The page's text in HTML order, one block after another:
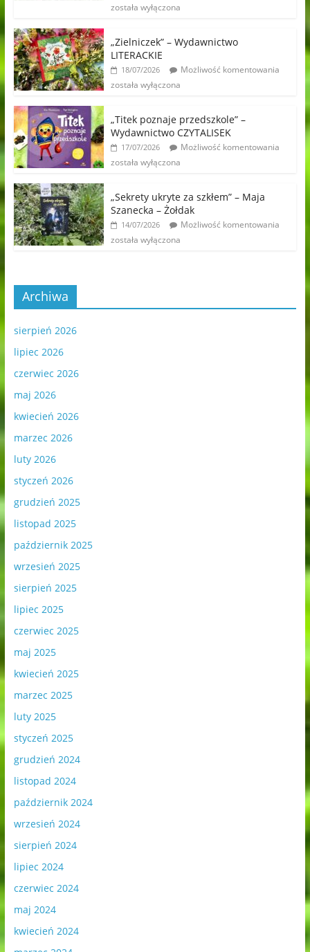
została wyłączona
„Zielniczek” – Wydawnictwo
LITERACKIE
18/07/2026
Możliwość komentowania
została wyłączona
„Titek poznaje przedszkole” –
Wydawnictwo CZYTALISEK
17/07/2026
Możliwość komentowania
została wyłączona
„Sekrety ukryte za szkłem” – Maja
Szanecka – Żołdak
14/07/2026
Możliwość komentowania
została wyłączona
Archiwa
sierpień 2026
lipiec 2026
czerwiec 2026
maj 2026
kwiecień 2026
marzec 2026
luty 2026
styczeń 2026
grudzień 2025
listopad 2025
październik 2025
wrzesień 2025
sierpień 2025
lipiec 2025
czerwiec 2025
maj 2025
kwiecień 2025
marzec 2025
luty 2025
styczeń 2025
grudzień 2024
listopad 2024
październik 2024
wrzesień 2024
sierpień 2024
lipiec 2024
czerwiec 2024
maj 2024
kwiecień 2024